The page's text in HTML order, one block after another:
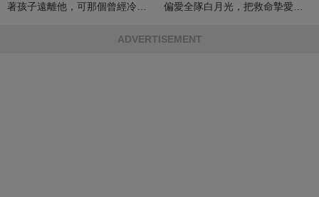
著孩子遠離他，可那個曾經冷漠
偏愛全隊白月光，把救命摯愛當
ADVERTISEMENT